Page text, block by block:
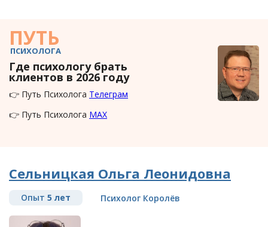
ПУТЬ
ПСИХОЛОГА
Где психологу брать
клиентов в 2026 году
👉 Путь Психолога Телеграм
👉 Путь Психолога MAX
Сельницкая Ольга Леонидовна
Опыт 5 лет Психолог Королёв